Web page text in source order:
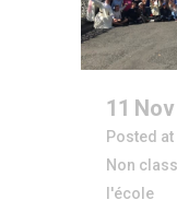
11 Nov
Posted
Non
l'école